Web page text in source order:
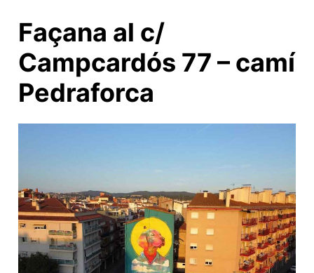
Façana al c/
Campcardós 77 – camí
Pedraforca